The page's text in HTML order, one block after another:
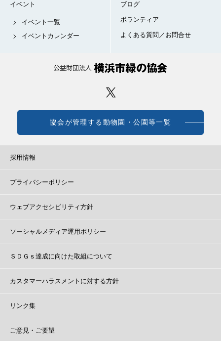
イベント
イベント一覧
イベントカレンダー
ブログ
ボランティア
よくある質問／お問合せ
協会が管理する動物園・公園等一覧
採用情報
プライバシーポリシー
ウェブアクセシビリティ方針
ソーシャルメディア運用ポリシー
ＳＤＧｓ達成に向けた取組について
カスタマーハラスメントに対する方針
リンク集
ご意見・ご要望